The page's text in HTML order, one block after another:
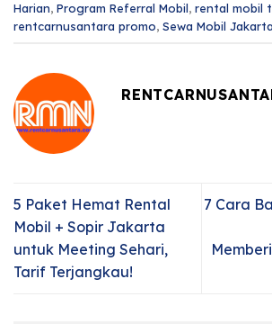
Harian, Program Referral Mobil, rental mobil
rentcarnusantara promo, Sewa Mobil Jakarta
5 Paket Hemat Rental
Mobil + Sopir Jakarta
untuk Meeting Sehari,
Tarif Terjangkau!
7 Cara